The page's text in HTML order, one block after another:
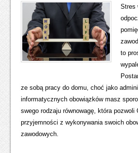
Stres
to
ze sobą pracy do domu, choć jako
informatycznych obowiązków masz
swego rodzaju równowagę, która pozwoli
przyjemności z wykonywania swoich
zawodowych.